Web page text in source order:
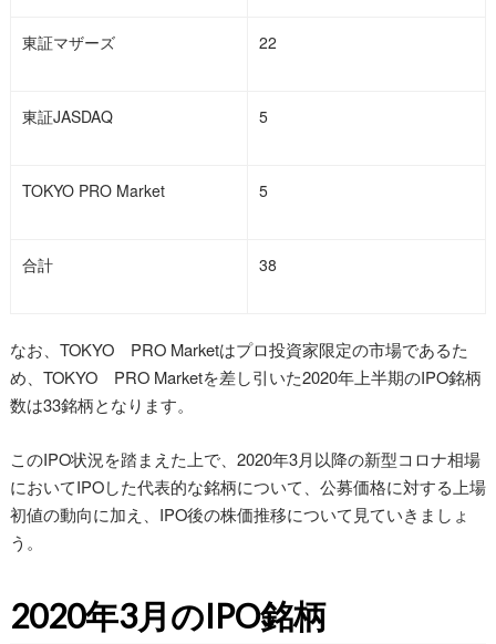
東証マザーズ 22
東証JASDAQ 5
TOKYO PRO Market 5
合計 38
なお、TOKYO PRO Marketはプロ投資家限定の市場であるた
め、TOKYO PRO Marketを差し引いた2020年上半期のIPO銘柄
数は33銘柄となります。
このIPO状況を踏まえた上で、2020年3月以降の新型コロナ相場
においてIPOした代表的な銘柄について、公募価格に対する上場
初値の動向に加え、IPO後の株価推移について見ていきましょ
う。
2020年3月のIPO銘柄